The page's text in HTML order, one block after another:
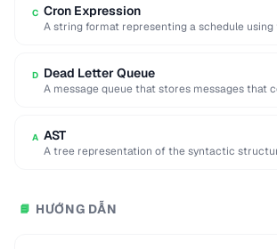
C Cron Expression
A string format representing a schedule
D Dead Letter Queue
A message queue that stores messages that
A AST
A tree representation of the syntactic
📘 HƯỚNG DẪN